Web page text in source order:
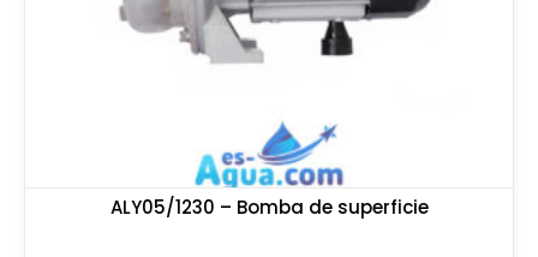
ALY05/1230 – Bomba de superficie